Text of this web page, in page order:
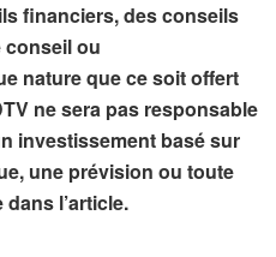
financiers, des conseils
ou
nature que ce soit offert
ne sera pas responsable
investissement basé sur
une prévision ou toute
l’article.